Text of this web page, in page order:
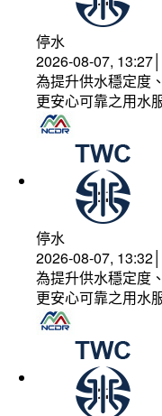
停水
2026-08-07,
為提升供水穩定度
更安心可靠之用水
停水
2026-08-07,
為提升供水穩定度
更安心可靠之用水